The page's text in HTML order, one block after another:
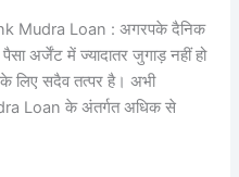
Mudra Loan : अगरपके दैनिक
अर्जेंट में ज्यादातर जुगाड़ नहीं हो
लिए सदैव तत्पर है। अभी
Loan के अंतर्गत अधिक से